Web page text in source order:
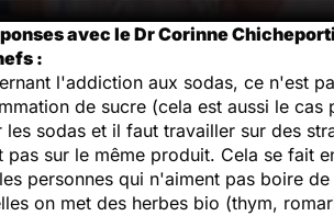
avec le Dr Corinne
:
l'addiction aux sodas, ce n'est
de sucre (cela est aussi le
les sodas et il faut travailler sur des
pas sur le même produit. Cela se fait
personnes qui n'aiment pas boire
on met des herbes bio (thym,